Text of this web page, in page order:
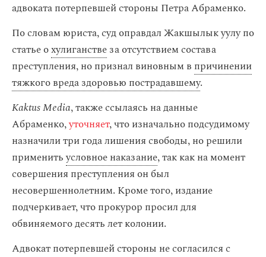
адвоката потерпевшей стороны Петра Абраменко.
По словам юриста, суд оправдал Жакшылык уулу по
статье охулиганствеза отсутствием состава
преступления, но признал виновным в причинении
тяжкого вреда здоровью пострадавшему.
Kaktus Media, также ссылаясь на данные
Абраменко,уточняет, что изначально подсудимому
назначили три года лишения свободы, но решили
применитьусловное наказание, так как на момент
совершения преступления он был
несовершеннолетним. Кроме того, издание
подчеркивает, что прокурор просил для
обвиняемого десять лет колонии.
Адвокат потерпевшей стороны не согласился с